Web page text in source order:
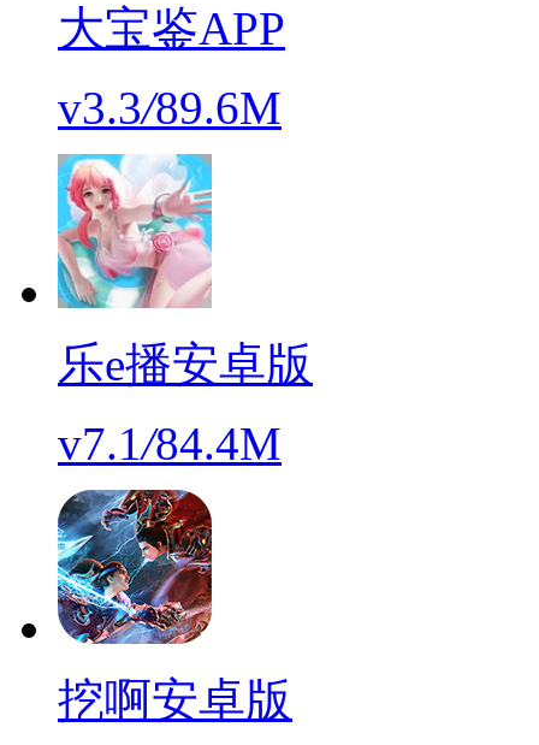
大宝鉴APP
v3.3/89.6M
乐e播安卓版
v7.1/84.4M
挖啊安卓版